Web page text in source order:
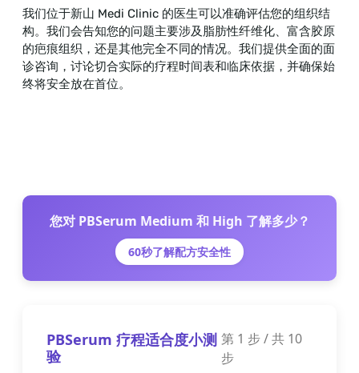
我们位于新山 Medi Clinic 的医生可以准确评估您的组织结
构。我们会告知您的问题主要涉及脂肪性纤维化、富含胶原
的疤痕组织，还是其他完全不同的情况。我们提供全面的面
诊咨询，讨论切合实际的疗程时间表和临床依据，并确保始
终将安全放在首位。
您对 PBSerum Medium 和 High 了解多少？
60秒了解配方安全性
PBSerum 疗程适合度小测
验
第 1 步 / 共 10
步